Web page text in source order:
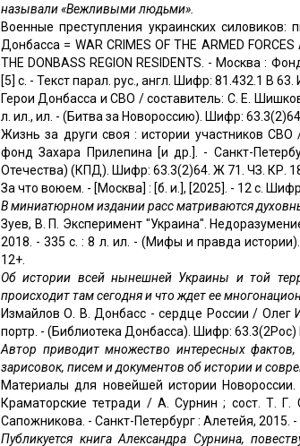
называли «Вежливыми людьми».
Военные преступления украинских
Донбасcа = WAR CRIMES OF THE ARMED FORCES
THE DONBASS REGION RESIDENTS. - Москва :
[5] с. - Текст парал. рус., англ. Шифр: 81.432.1 В 63.
Герои Донбасса и СВО / составитель: С. Е.
л. ил., ил. - (Битва за Новороссию). Шифр:
Жизнь за други своя : истории участников
фонд Захара Прилепина [и др.]. - Санкт-
Отечества) (КПД). Шифр: 63.3(2)64. Ж 71. ЧЗ. КР.
За что воюем. - [Москва] : [б. и.], [2025]. - 12 с.
В миниатюрном издании расс матриваются
Зуев, В. П. Эксперимент "Украина".
2018. - 335 с. : 8 л. ил. - (Мифы и правда
12+.
Об истории всей нынешней Украины и той
происходит там сегодня и что ждет ее
Измайлов О. В. Донбасс - сердце России / Олег
портр. - (Библиотека Донбасса). Шифр: 63.3(2Рос)
Автор приводит множество интересных фактов,
зарисовок, писем и документов об истории и
Материалы для новейшей истории
Краматорские тетради / А. Сурнин ; сост. Т.
Сапожникова. - Санкт-Петербург : Алетейя, 2015.
Публикуется книга Александра Сурнина,